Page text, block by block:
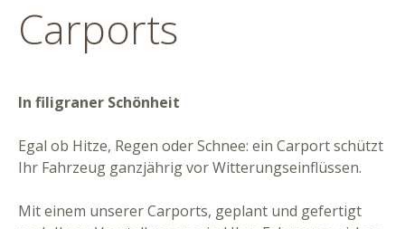
Carports
In filigraner Schönheit
Egal ob Hitze, Regen oder Schnee: ein Carport schützt
Ihr Fahrzeug ganzjährig vor Witterungseinflüssen.
Mit einem unserer Carports, geplant und gefertigt